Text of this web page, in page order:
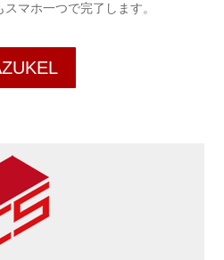
マホ一つで完了します。